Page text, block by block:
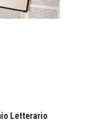
Letterario